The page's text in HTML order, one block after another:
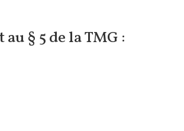
§ 5 de la TMG :